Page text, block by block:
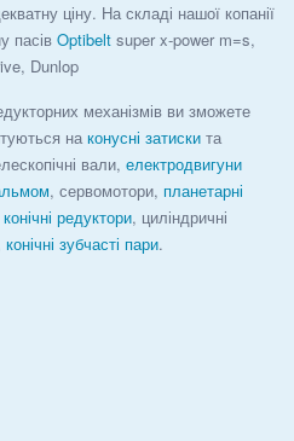
ціну. На складі нашої копанії
пасів Optibelt super x-power m=s,
Dunlop
механізмів ви зможете
на конусні затиски та
вали, електродвигуни
, сервомотори, планетарні
конічні редуктори, циліндричні
конічні зубчасті пари.